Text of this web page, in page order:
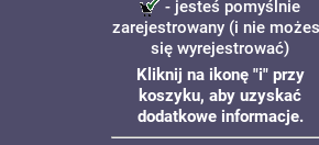
- jesteś pomyślnie
zarejestrowany (i nie
się wyrejestrować)
Kliknij na ikonę "i" przy
koszyku, aby uzyskać
dodatkowe informacje.